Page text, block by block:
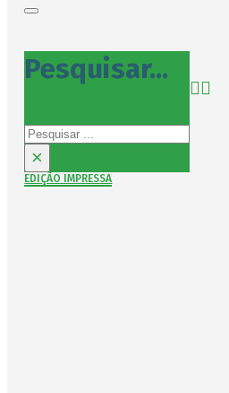
Pesquisar...
Pesquisar
×
EDIÇÃO IMPRESSA